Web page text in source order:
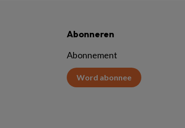
Abonneren
Abonnement
Word abonnee